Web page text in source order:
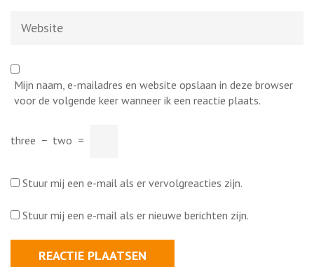
Mijn naam, e-mailadres en website opslaan in deze browser
voor de volgende keer wanneer ik een reactie plaats.
three − two =
Stuur mij een e-mail als er vervolgreacties zijn.
Stuur mij een e-mail als er nieuwe berichten zijn.